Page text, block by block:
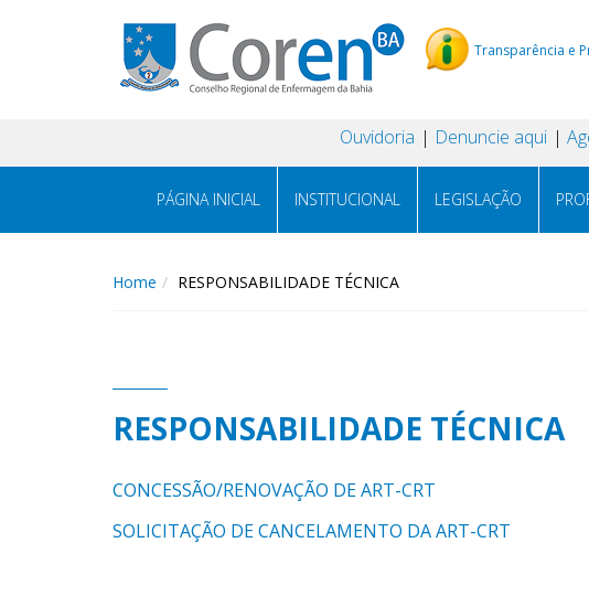
Transparência e
Ouvidoria Denuncie aqui
PÁGINA INICIAL INSTITUCIONAL LEGISLAÇÃO
Home RESPONSABILIDADE TÉCNICA
RESPONSABILIDADE TÉCNICA
CONCESSÃO/RENOVAÇÃO DE ART-CRT
SOLICITAÇÃO DE CANCELAMENTO DA ART-CRT